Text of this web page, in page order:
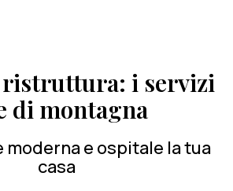
ristruttura: i servizi
di montagna
moderna e ospitale la tua
casa